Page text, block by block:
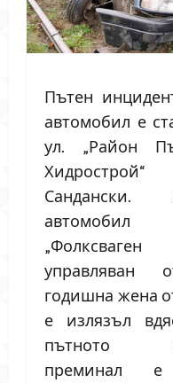
Пътен
автомобил е
ул. „Район
Сандански.
автомобил
„Фолксваген
управляван
годишна жена
е излязъл
пътното
преминал